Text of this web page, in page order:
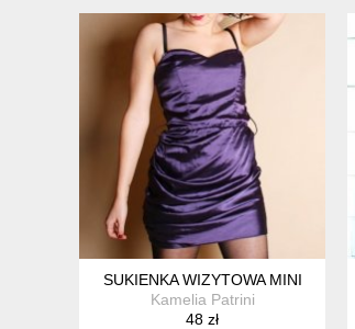
SUKIENKA WIZYTOWA MINI
Kamelia Patrini
48 zł